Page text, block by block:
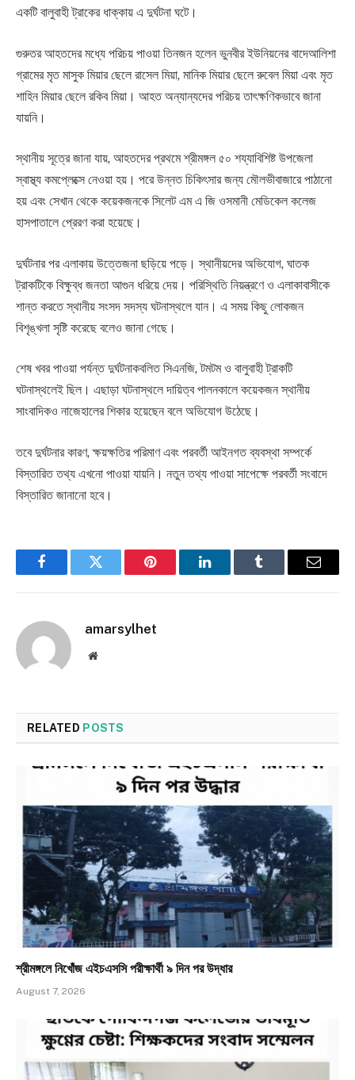
একটি বালুবাহী ট্রাকের ধাক্কায় এ দুর্ঘটনা ঘটে।
গুরুতর আহতদের মধ্যে পরিচয় পাওয়া তিনজন হলেন ভুনবীর ইউনিয়নের বাদেআলিশা
গ্রামের মৃত মাসুক মিয়ার ছেলে রাসেল মিয়া, মানিক মিয়ার ছেলে রুবেল মিয়া এবং মৃত
শাহিন মিয়ার ছেলে রকিব মিয়া। আহত অন্যান্যদের পরিচয় তাৎক্ষণিকভাবে জানা
যায়নি।
স্থানীয় সূত্রে জানা যায়, আহতদের প্রথমে শ্রীমঙ্গল ৫০ শয্যাবিশিষ্ট উপজেলা
স্বাস্থ্য কমপ্লেক্সে নেওয়া হয়। পরে উন্নত চিকিৎসার জন্য মৌলভীবাজারে পাঠানো
হয় এবং সেখান থেকে কয়েকজনকে সিলেট এম এ জি ওসমানী মেডিকেল কলেজ
হাসপাতালে প্রেরণ করা হয়েছে।
দুর্ঘটনার পর এলাকায় উত্তেজনা ছড়িয়ে পড়ে। স্থানীয়দের অভিযোগ, ঘাতক
ট্রাকটিকে বিক্ষুব্ধ জনতা আগুন ধরিয়ে দেয়। পরিস্থিতি নিয়ন্ত্রণে ও এলাকাবাসীকে
শান্ত করতে স্থানীয় সংসদ সদস্য ঘটনাস্থলে যান। এ সময় কিছু লোকজন
বিশৃঙ্খলা সৃষ্টি করেছে বলেও জানা গেছে।
শেষ খবর পাওয়া পর্যন্ত দুর্ঘটনাকবলিত সিএনজি, টমটম ও বালুবাহী ট্রাকটি
ঘটনাস্থলেই ছিল। এছাড়া ঘটনাস্থলে দায়িত্ব পালনকালে কয়েকজন স্থানীয়
সাংবাদিকও নাজেহালের শিকার হয়েছেন বলে অভিযোগ উঠেছে।
তবে দুর্ঘটনার কারণ, ক্ষয়ক্ষতির পরিমাণ এবং পরবর্তী আইনগত ব্যবস্থা সম্পর্কে
বিস্তারিত তথ্য এখনো পাওয়া যায়নি। নতুন তথ্য পাওয়া সাপেক্ষে পরবর্তী সংবাদে
বিস্তারিত জানানো হবে।
FacebookTwitter Pinterest LinkedInTumblr Email
amarsylhet
Website
RELATED POSTS
শ্রীমঙ্গলে নিখোঁজ এইচএসসি পরীক্ষার্থী ৯ দিন পর উদ্ধার
August 7, 2026